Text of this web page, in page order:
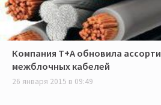
Компания T+A обновила
межблочных кабелей
26 января 2015 в 09:49